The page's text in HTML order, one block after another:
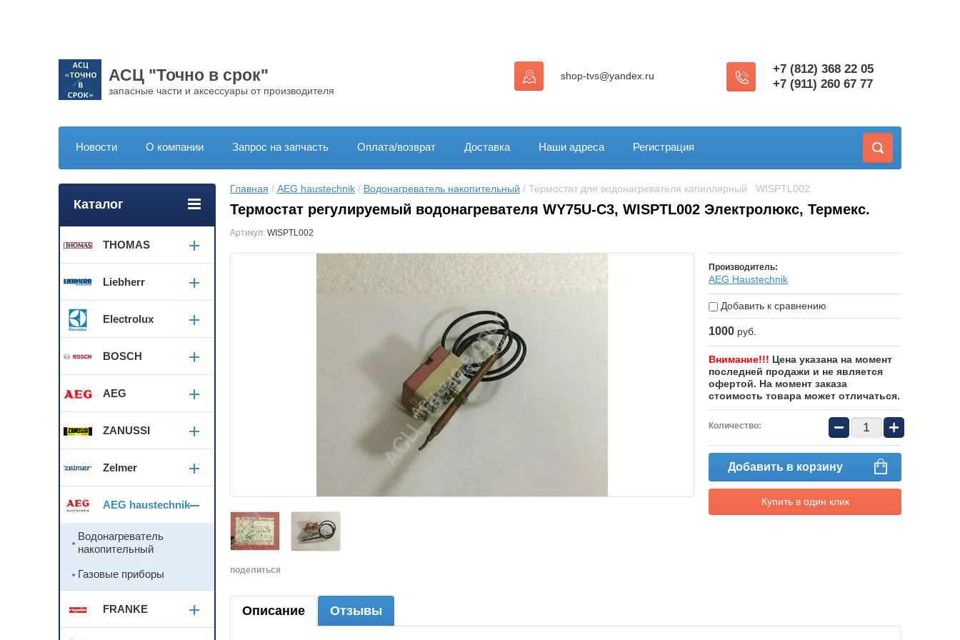
АСЦ "Точно в срок"
запасные части и аксессуары от производителя
+7 (812) 368 22 05
+7 (911) 260 67 77
shop-tvs@yandex.ru
Новости О компании Запрос на запчасть Оплата/возврат Доставка Наши адреса Регистрация
Главная / AEG haustechnik / Водонагреватель накопительный / Термостат для водонагревателя капиллярный   WISPTL002
Термостат регулируемый водонагревателя WY75U-C3, WISPTL002 Электролюкс, Термекс.
Артикул: WISPTL002
поделиться
Производитель:
AEG Haustechnik
Добавить к сравнению
1000 руб.
Внимание!!! Цена указана на момент
последней продажи и не является
офертой. На момент заказа
стоимость товара может отличаться.
Количество: − +
Добавить в корзину
Купить в один клик
Описание Отзывы
Каталог
THOMAS
Liebherr
Electrolux
BOSCH
AEG
ZANUSSI
Zelmer
AEG haustechnik
Водонагреватель
накопительный
Газовые приборы
FRANKE